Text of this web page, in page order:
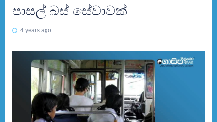
පාසල් බස් සේවාවක්
4 years ago